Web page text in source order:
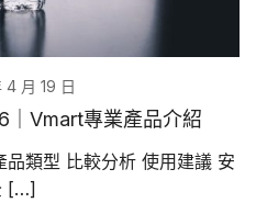
4 月 19 日
Vmart專業產品介紹
類型 比較分析 使用建議 安
[…]